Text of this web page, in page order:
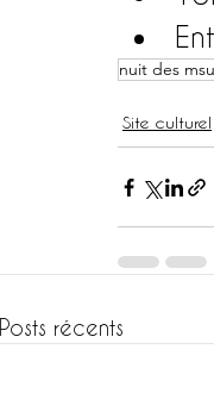
nuit des
Site culturel
Posts récents